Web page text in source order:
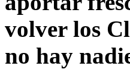
volver los
no hay